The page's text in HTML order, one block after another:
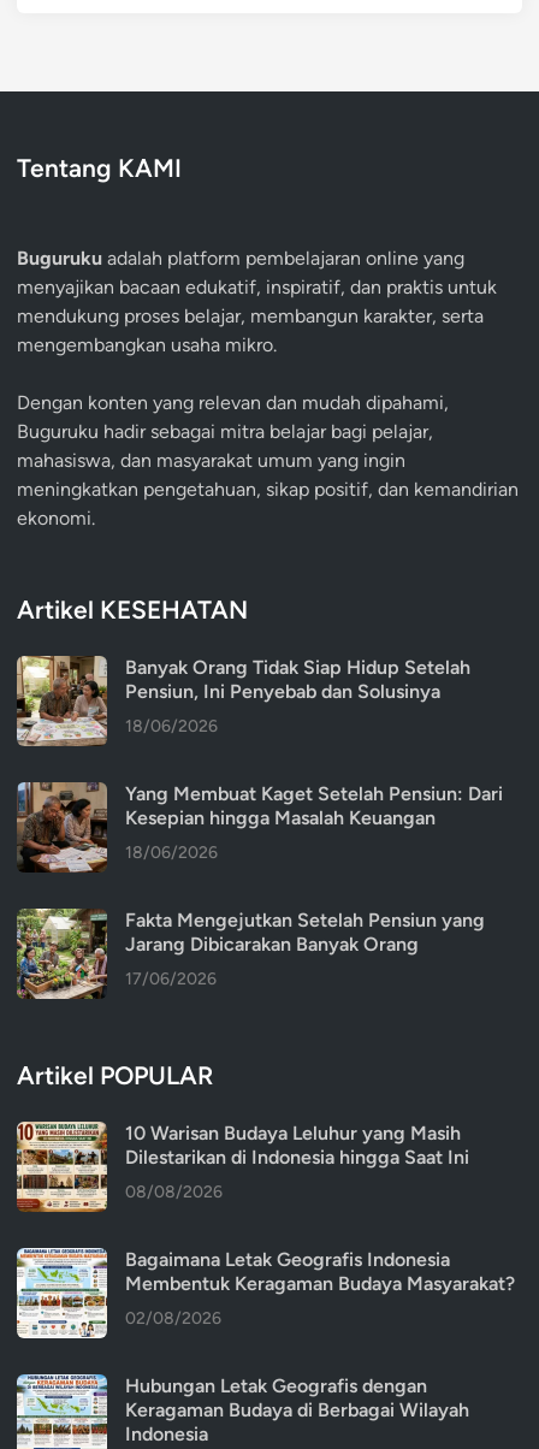
Tentang KAMI
Buguruku adalah platform pembelajaran online yang
menyajikan bacaan edukatif, inspiratif, dan praktis untuk
mendukung proses belajar, membangun karakter, serta
mengembangkan usaha mikro.
Dengan konten yang relevan dan mudah dipahami,
Buguruku hadir sebagai mitra belajar bagi pelajar,
mahasiswa, dan masyarakat umum yang ingin
meningkatkan pengetahuan, sikap positif, dan kemandirian
ekonomi.
Artikel KESEHATAN
Banyak Orang Tidak Siap Hidup Setelah
Pensiun, Ini Penyebab dan Solusinya
18/06/2026
Yang Membuat Kaget Setelah Pensiun: Dari
Kesepian hingga Masalah Keuangan
18/06/2026
Fakta Mengejutkan Setelah Pensiun yang
Jarang Dibicarakan Banyak Orang
17/06/2026
Artikel POPULAR
10 Warisan Budaya Leluhur yang Masih
Dilestarikan di Indonesia hingga Saat Ini
08/08/2026
Bagaimana Letak Geografis Indonesia
Membentuk Keragaman Budaya Masyarakat?
02/08/2026
Hubungan Letak Geografis dengan
Keragaman Budaya di Berbagai Wilayah
Indonesia